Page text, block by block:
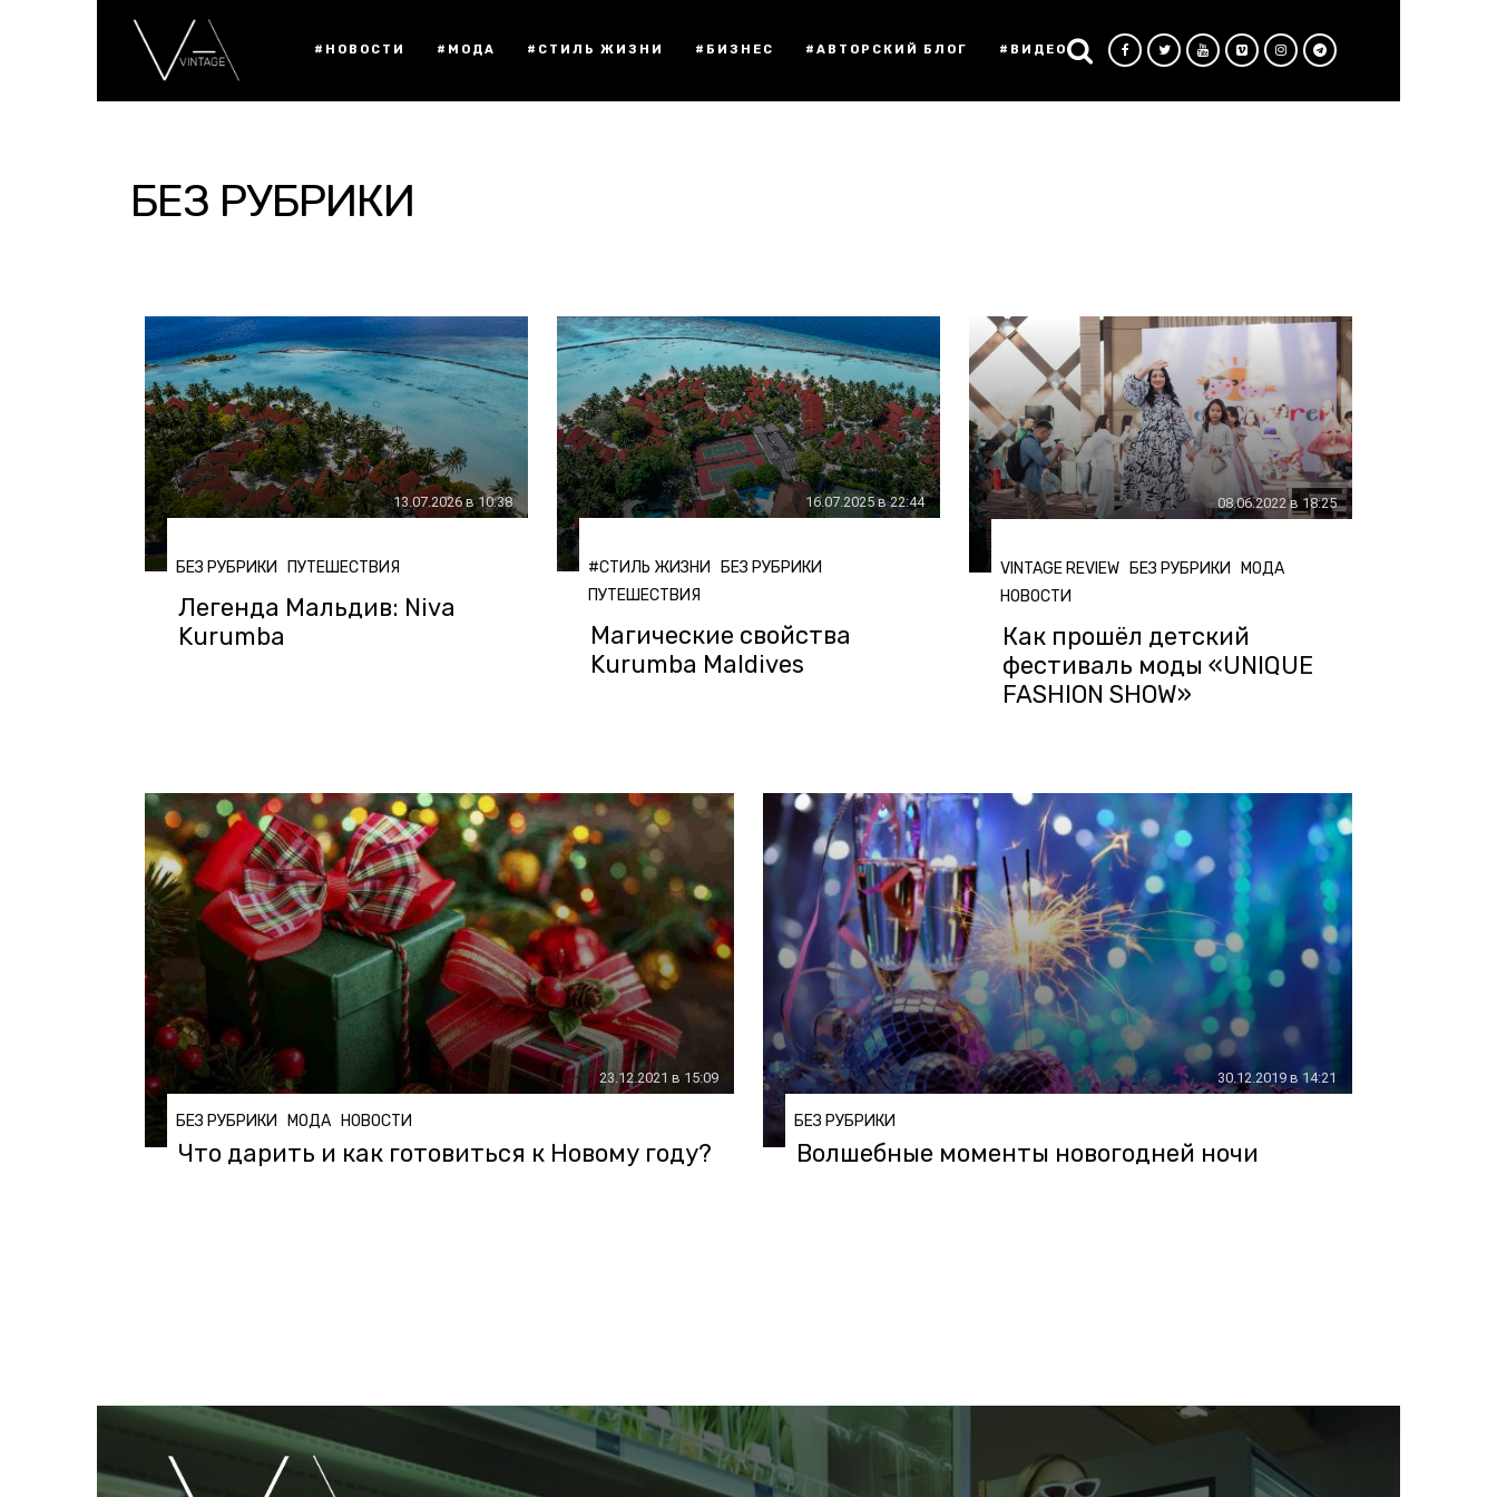
#НОВОСТИ #МОДА #СТИЛЬ ЖИЗНИ #БИЗНЕС #АВТОРСКИЙ БЛОГ #ВИДЕО
БЕЗ РУБРИКИ
13.07.2026 в 10:38
БЕЗ РУБРИКИ ПУТЕШЕСТВИЯ
Легенда Мальдив: Niva
Kurumba
16.07.2025 в 22:44
#СТИЛЬ ЖИЗНИ
БЕЗ РУБРИКИ
ПУТЕШЕСТВИЯ
Магические свойства
Kurumba Maldives
08.06.2022 в 18:25
VINTAGE REVIEW БЕЗ РУБРИКИ
МОДА
НОВОСТИ
Как прошёл детский
фестиваль моды «UNIQUE
FASHION SHOW»
23.12.2021 в 15:09
БЕЗ РУБРИКИ МОДА НОВОСТИ
Что дарить и как готовиться к Новому году?
30.12.2019 в 14:21
БЕЗ РУБРИКИ
Волшебные моменты новогодней ночи